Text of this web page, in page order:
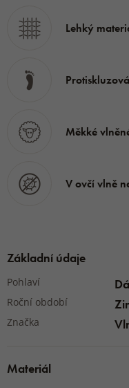
Lehký
Měkké
V ovčí vlně
Základní údaje
Pohlaví
Roční období
Značka
Materiál